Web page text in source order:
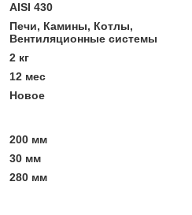
AISI 430
Печи, Камины, Котлы,
Вентиляционные системы
2 кг
12 мес
Новое
200 мм
30 мм
280 мм